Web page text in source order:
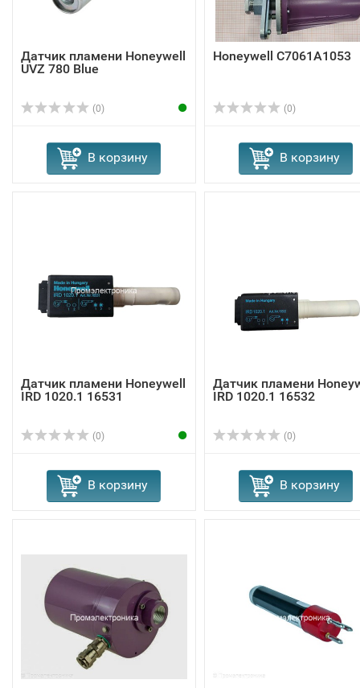
Датчик пламени Honeywell
UVZ 780 Blue
(0)
В корзину
Honeywell C7061A1053
(0)
В корзину
Датчик пламени Honeywell
IRD 1020.1 16531
(0)
В корзину
Датчик пламени
IRD 1020.1 16532
(0)
В корзину